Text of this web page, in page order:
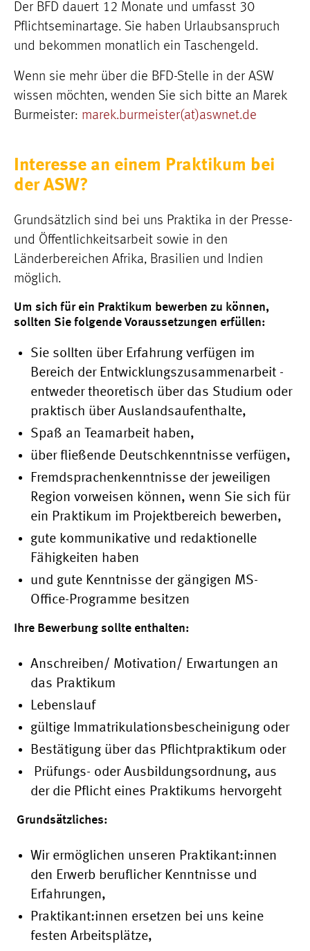
Der BFD dauert 12 Monate und umfasst 30
Pflichtseminartage. Sie haben Urlaubsanspruch
und bekommen monatlich ein Taschengeld.
Wenn sie mehr über die BFD-Stelle in der ASW
wissen möchten, wenden Sie sich bitte an Marek
Burmeister: marek.burmeister(at)aswnet.de
Interesse an einem Praktikum bei
der ASW?
Grundsätzlich sind bei uns Praktika in der Presse-
und Öffentlichkeitsarbeit sowie in den
Länderbereichen Afrika, Brasilien und Indien
möglich.
Um sich für ein Praktikum bewerben zu können,
sollten Sie folgende Voraussetzungen erfüllen:
Sie sollten über Erfahrung verfügen im
Bereich der Entwicklungszusammenarbeit -
entweder theoretisch über das Studium oder
praktisch über Auslandsaufenthalte,
Spaß an Teamarbeit haben,
über fließende Deutschkenntnisse verfügen,
Fremdsprachenkenntnisse der jeweiligen
Region vorweisen können, wenn Sie sich für
ein Praktikum im Projektbereich bewerben,
gute kommunikative und redaktionelle
Fähigkeiten haben
und gute Kenntnisse der gängigen MS-
Office-Programme besitzen
Ihre Bewerbung sollte enthalten:
Anschreiben/ Motivation/ Erwartungen an
das Praktikum
Lebenslauf
gültige Immatrikulationsbescheinigung oder
Bestätigung über das Pflichtpraktikum oder
Prüfungs- oder Ausbildungsordnung, aus
der die Pflicht eines Praktikums hervorgeht
Grundsätzliches:
Wir ermöglichen unseren Praktikant:innen
den Erwerb beruflicher Kenntnisse und
Erfahrungen,
Praktikant:innen ersetzen bei uns keine
festen Arbeitsplätze,